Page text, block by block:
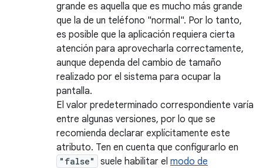
grande es aquella que es mucho más grande
que la de un teléfono "normal". Por lo tanto,
es posible que la aplicación requiera cierta
atención para aprovecharla correctamente,
aunque dependa del cambio de tamaño
realizado por el sistema para ocupar la
pantalla.
El valor predeterminado correspondiente varía
entre algunas versiones, por lo que se
recomienda declarar explícitamente este
atributo. Ten en cuenta que configurarlo en
"false" suele habilitar el modo de